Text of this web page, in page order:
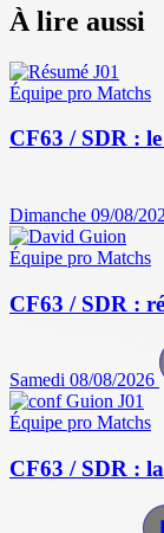
À lire aussi
Équipe pro Matchs
CF63 / SDR :
Dimanche 09/08/
Équipe pro Matchs
CF63 / SDR :
Samedi 08/08/2026
Équipe pro Matchs
CF63 / SDR :